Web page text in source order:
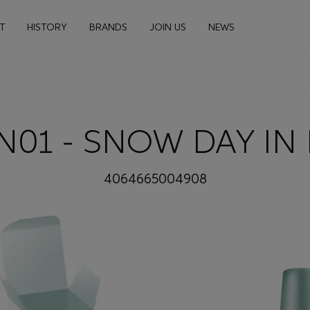
navigation
HISTORY BRANDS JOIN US NEWS
- SNOW DAY IN
4064665004908